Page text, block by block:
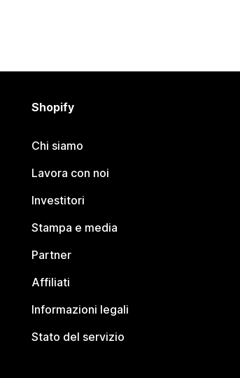
Shopify
Chi siamo
Lavora con noi
Investitori
Stampa e media
Partner
Affiliati
Informazioni legali
Stato del servizio